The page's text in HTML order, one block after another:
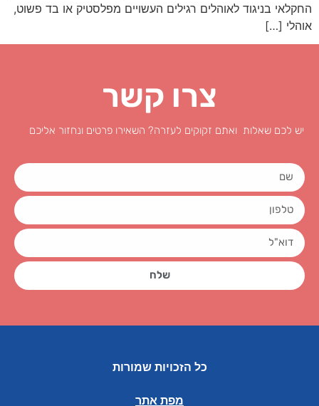
החקלאי בניגוד לאוהלים רגילים העשויים מפלסטיק או בד פשוט,
אוהלי […]
צרו קשר
יש לכם שאלות ואתם זקוקים לעזרה? השאירו פרטים ונחזור אליכם
שלח
כל הזכויות שמורות
מפת אתר